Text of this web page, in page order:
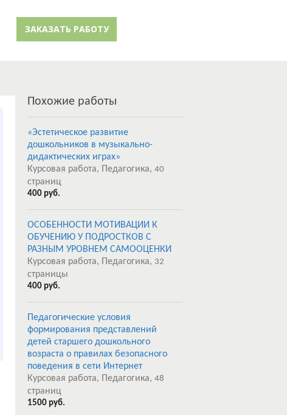
ЗАКАЗАТЬ РАБОТУ
Похожие работы
«Эстетическое развитие
дошкольников в музыкально-
дидактических играх»
Курсовая работа, Педагогика, 40
страниц
400 руб.
ОСОБЕННОСТИ МОТИВАЦИИ К
ОБУЧЕНИЮ У ПОДРОСТКОВ С
РАЗНЫМ УРОВНЕМ САМООЦЕНКИ
Курсовая работа, Педагогика, 32
страницы
400 руб.
Педагогические условия
формирования представлений
детей старшего дошкольного
возраста о правилах безопасного
поведения в сети Интернет
Курсовая работа, Педагогика, 48
страниц
1500 руб.